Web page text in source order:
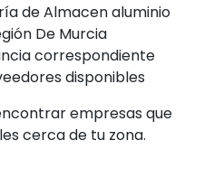
de Almacen aluminio
De Murcia
correspondiente
disponibles
empresas que
cerca de tu zona.